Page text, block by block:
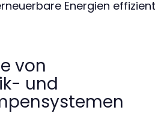
Energien effizient
von
und